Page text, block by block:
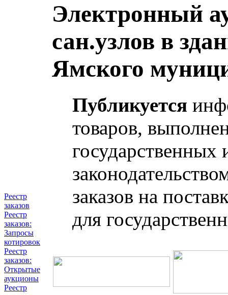
Реестр
заказов
Реестр
заказов:
Запросы
котировок
Реестр
заказов:
Открытые
аукционы
Реестр
Электронный
сан.узлов в
Ямского
Публикуется
товаров,
заказов на
для